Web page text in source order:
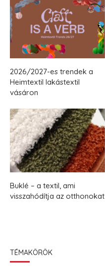
2026/2027-es trendek a
Heimtextil lakástextil
vásáron
Buklé – a textil, ami
visszahódítja az otthonokat
TÉMAKÖRÖK